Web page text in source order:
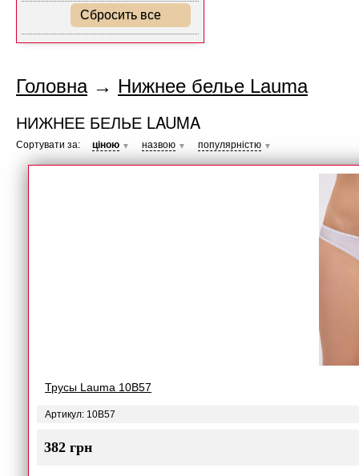
Сбросить все
Головна→ Нижнее белье Lauma
НИЖНЕЕ БЕЛЬЕ LAUMA
Сортувати за: ціною ▼ назвою ▼ популярністю ▼
Трусы Lauma 10B57
Артикул: 10B57
382 грн